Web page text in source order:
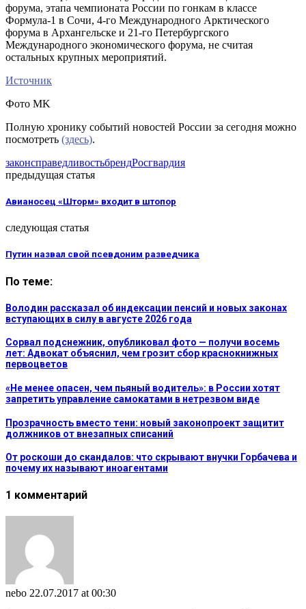
форума, этапа чемпионата России по гонкам в классе
Формула-1 в Сочи, 4-го Международного Арктического
форума в Архангельске и 21-го Петербургского
Международного экономического форума, не считая
остальных крупных мероприятий.
Источник
Фото MK
Полную хронику событий новостей России за сегодня можно
посмотреть (здесь).
законсправедливостьбрендРосгвардия
предыдущая статья
Авианосец «Шторм» входит в штопор
следующая статья
Путин назвал свой псевдоним разведчика
По теме:
Володин рассказал об индексации пенсий и новых законах
вступающих в силу в августе 2026 года
Сорвал подснежник, опубликовал фото — получи восемь
лет: Адвокат объяснил, чем грозит сбор краснокнижных
первоцветов
«Не менее опасен, чем пьяный водитель»: в России хотят
запретить управление самокатами в нетрезвом виде
Прозрачность вместо тени: новый законопроект защитит
должников от внезапных списаний
От роскоши до скандалов: что скрывают внучки Горбачева и
почему их называют иноагентами
1 комментарий
nebo 22.07.2017 at 00:30